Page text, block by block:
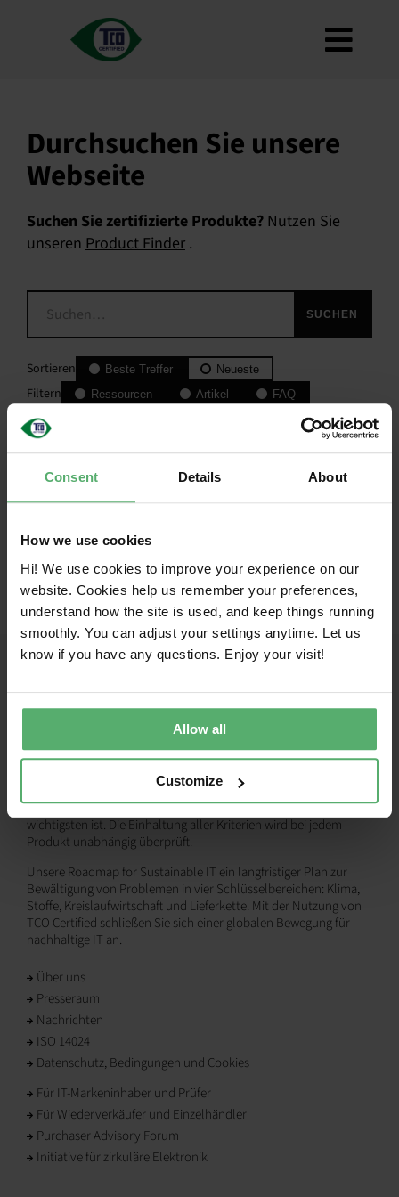
Consent Details About
How we use cookies
Hi! We use cookies to improve your experience on our
website. Cookies help us remember your preferences,
understand how the site is used, and keep things running
smoothly. You can adjust your settings anytime. Let us
know if you have any questions. Enjoy your visit!
Allow all
Customize
Wie zu verwenden
Product Finder
Kontakt
Newsletter
Mein Konto
Suche
Durchsuchen Sie unsere
Webseite
Suchen Sie zertifizierte Produkte?Nutzen Sie
unseren Product Finder.
SUCHEN
Sortieren Beste Treffer Neueste
Filtern Ressourcen Artikel FAQ
Gemeinsam für eine nachhaltige IT
TCO Certified ist die globale Nachhaltigkeitszertifizierung für IT-
Produkte, die sowohl IT-Käufer als auch Marken in die Lage
versetzt, verantwortungsvollere Entscheidungen zu treffen.
Unsere umfassenden Kriterien sollen die soziale und
ökologische Verantwortung fördern und werden ständig
aktualisiert, um die Nachhaltigkeit dort zu fördern, wo sie am
wichtigsten ist. Die Einhaltung aller Kriterien wird bei jedem
Produkt unabhängig überprüft.
Unsere Roadmap for Sustainable IT ein langfristiger Plan zur
Bewältigung von Problemen in vier Schlüsselbereichen: Klima,
Stoffe, Kreislaufwirtschaft und Lieferkette. Mit der Nutzung von
TCO Certified schließen Sie sich einer globalen Bewegung für
nachhaltige IT an.
Über uns
Presseraum
Nachrichten
ISO 14024
Datenschutz, Bedingungen und Cookies
Für IT-Markeninhaber und Prüfer
Für Wiederverkäufer und Einzelhändler
Purchaser Advisory Forum
Initiative für zirkuläre Elektronik